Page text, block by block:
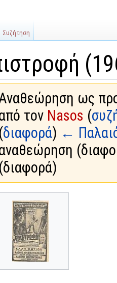
ως
τον Nasos (
(διαφορά) ←
(διαφορά)
Συζήτηση